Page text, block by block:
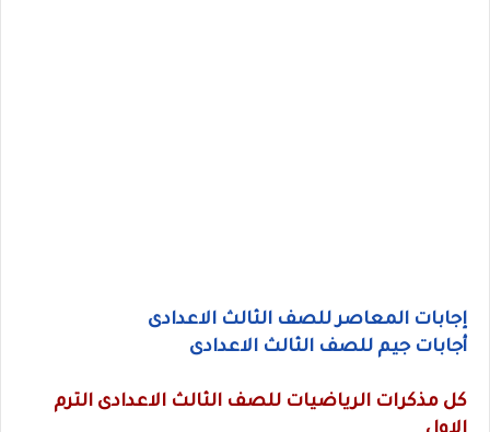
إجابات المعاصر للصف الثالث الاعدادى
أجابات جيم للصف الثالث الاعدادى
كل مذكرات الرياضيات للصف الثالث الاعدادى الترم